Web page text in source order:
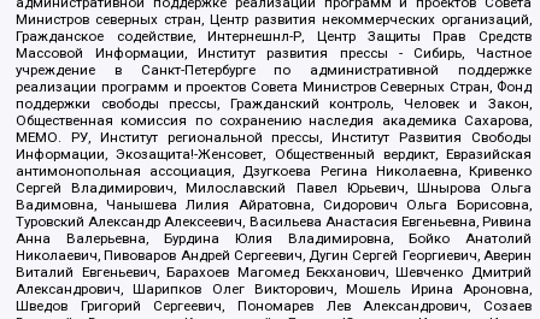
Министров северных стран, Центр развития некоммерческих организаций,
Гражданское содействие, Интернешнл-Р, Центр Защиты Прав Средств
Массовой Информации, Институт развития прессы - Сибирь, Частное
учреждение в Санкт-Петербурге по административной поддержке
реализации программ и проектов Совета Министров Северных Стран, Фонд
поддержки свободы прессы, Гражданский контроль, Человек и Закон,
Общественная комиссия по сохранению наследия академика Сахарова,
МЕМО. РУ, Институт региональной прессы, Институт Развития Свободы
Информации, Экозащита!-Женсовет, Общественный вердикт, Евразийская
антимонопольная ассоциация, Дзугкоева Регина Николаевна, Кривенко
Сергей Владимирович, Милославский Павел Юрьевич, Шнырова Ольга
Вадимовна, Чанышева Лилия Айратовна, Сидорович Ольга Борисовна,
Туровский Александр Алексеевич, Васильева Анастасия Евгеньевна, Ривина
Анна Валерьевна, Бурдина Юлия Владимировна, Бойко Анатолий
Николаевич, Пивоваров Андрей Сергеевич, Дугин Сергей Георгиевич, Аверин
Виталий Евгеньевич, Барахоев Магомед Бекханович, Шевченко Дмитрий
Александрович, Шарипков Олег Викторович, Мошель Ирина Ароновна,
Шведов Григорий Сергеевич, Пономарев Лев Александрович, Созаев